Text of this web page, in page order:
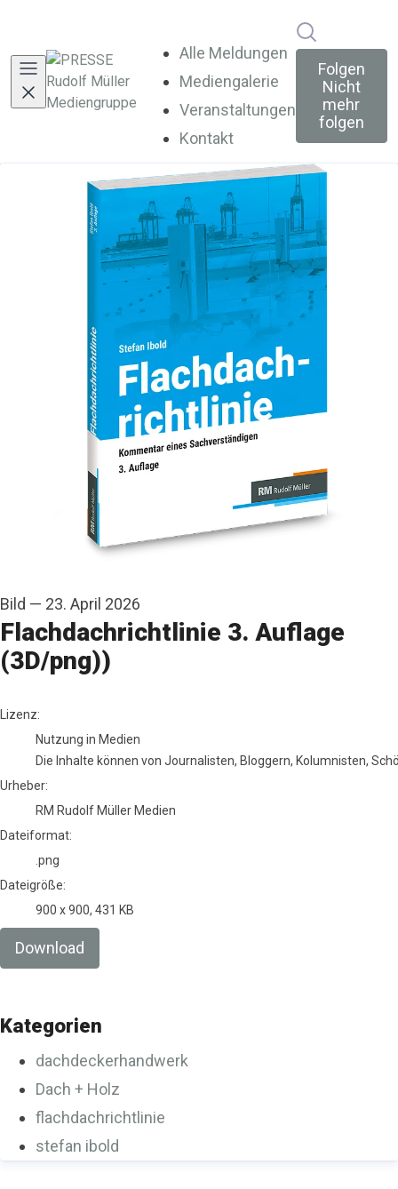
Alle Meldungen
Mediengalerie
Veranstaltungen
Kontakt
Folgen
Nicht
mehr
folgen
Bild — 23. April 2026
Flachdachrichtlinie 3. Auflage
(3D/png))
RM Rudolf Müller Medien
Lizenz:
Nutzung in Medien
Die Inhalte können von Journalisten, Bloggern, Kolumnisten,
Urheber:
RM Rudolf Müller Medien
Dateiformat:
.png
Dateigröße:
900 x 900, 431 KB
Download
Kategorien
dachdeckerhandwerk
Dach + Holz
flachdachrichtlinie
stefan ibold